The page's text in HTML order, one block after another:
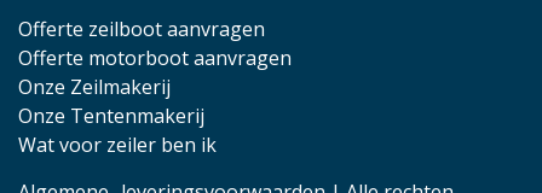
Offerte zeilboot aanvragen
Offerte motorboot aanvragen
Onze Zeilmakerij
Onze Tentenmakerij
Wat voor zeiler ben ik